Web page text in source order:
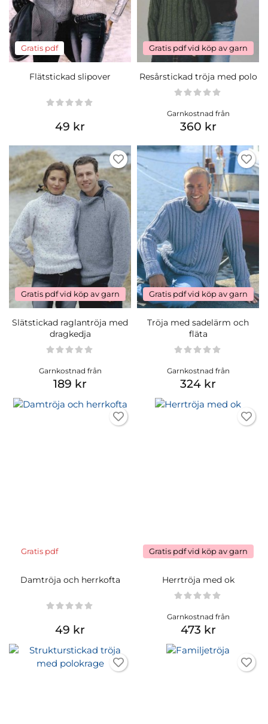
Gratis pdf
Flätstickad slipover
49 kr
Gratis pdf vid köp av garn
Resårstickad tröja med polo
Garnkostnad från
360 kr
Gratis pdf vid köp av garn
Slätstickad raglantröja med
dragkedja
Garnkostnad från
189 kr
Gratis pdf vid köp av garn
Tröja med sadelärm och
fläta
Garnkostnad från
324 kr
Gratis pdf
Damtröja och herrkofta
49 kr
Gratis pdf vid köp av garn
Herrtröja med ok
Garnkostnad från
473 kr